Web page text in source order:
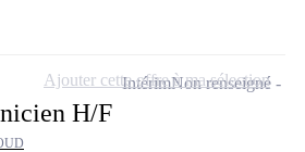
H/F
IntérimNon renseigné
Ajouter cette offre à ma sélection